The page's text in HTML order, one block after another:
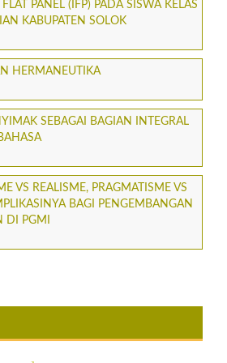
PANEL (IFP) PADA SISWA KELAS
KABUPATEN SOLOK
HERMANEUTIKA
SEBAGAI BAGIAN INTEGRAL
VS REALISME, PRAGMATISME VS
BAGI PENGEMBANGAN
DI PGMI